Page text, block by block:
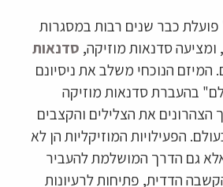
כבר שנים רבות במסגרות
ומציעה סדנאות מוזיקה, סדנאות
המיזם הנוכחי משלב את ניסיונם
בהעברת סדנאות מוזיקה
הצהרונים את הצלילים והקצבים
הפעילויות המוזיקליות הן לא
גם הדרך המושלמת להעביר
הדדית, פתיחות לרעיונות